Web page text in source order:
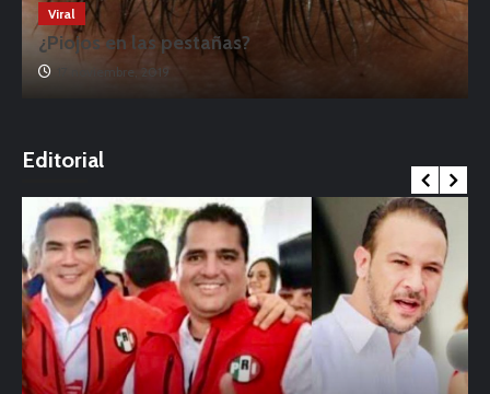
Viral
¿Piojos en las pestañas?
17 noviembre, 2019
Editorial